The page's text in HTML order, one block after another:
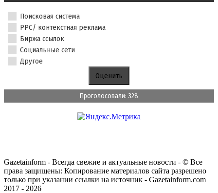
Поисковая система
PPC/ контекстная реклама
Биржа ссылок
Социальные сети
Другое
Проголосовали: 328
Gazetainform - Всегда свежие и актуальные новости - © Все
права защищены: Копирование материалов сайта разрешено
только при указании ссылки на источник - Gazetainform.com
2017 - 2026